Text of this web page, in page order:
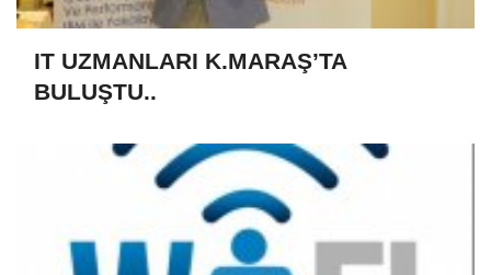
IT UZMANLARI K.MARAŞ’TA
BULUŞTU..